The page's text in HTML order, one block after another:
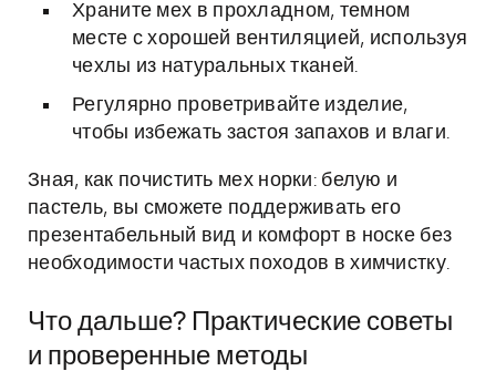
Храните мех в прохладном, темном
месте с хорошей вентиляцией, используя
чехлы из натуральных тканей.
Регулярно проветривайте изделие,
чтобы избежать застоя запахов и влаги.
Зная, как почистить мех норки: белую и
пастель, вы сможете поддерживать его
презентабельный вид и комфорт в носке без
необходимости частых походов в химчистку.
Что дальше? Практические советы
и проверенные методы